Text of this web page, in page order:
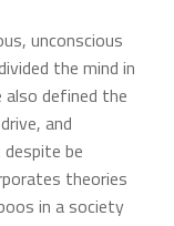
unconscious
the mind in
also defined the
and
be
theories
in a society